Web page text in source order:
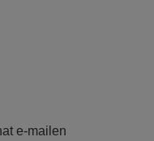
e-mailen